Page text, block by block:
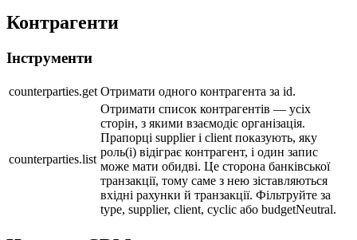
Контрагенти
Інструменти
counterparties.get Отримати одного контрагента за id.
counterparties.list
Отримати список контрагентів — усіх
сторін, з якими взаємодіє організація.
Прапорці supplier і client показують, яку
роль(і) відіграє контрагент, і один запис
може мати обидві. Це сторона банківської
транзакції, тому саме з нею зіставляються
вхідні рахунки й транзакції. Фільтруйте за
type, supplier, client, cyclic або budgetNeutral.